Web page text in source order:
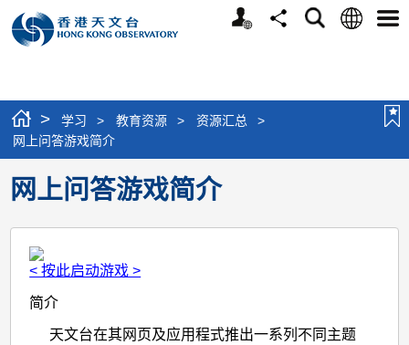
个
分
搜
语
选
> 学习 > 教育资源 > 资源汇总
>
网上问答游戏简介
网上问答游戏简介
< 按此启动游戏 >
简介
天文台在其网页及应用程式推出一系列不同主题